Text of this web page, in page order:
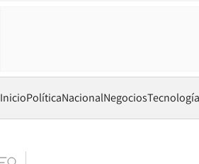
InicioPolíticaNacionalNegociosTecnología